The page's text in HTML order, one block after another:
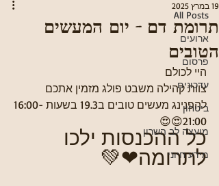
All Posts
ארועים
פרסום
עדכונים
ביטחון
מועצה לב השרון
מידע חיוני
תרומת דם - יום המעשים
הטובים
19 במרץ 2025
היי לכולם
צוות קהילה משבט פולג מזמין אתכם
להפנינג מעשים טובים ב19.3 בשעות 16:00-
21:00😍😍
כל ההכנסות ילכו
לתרומה❤💚